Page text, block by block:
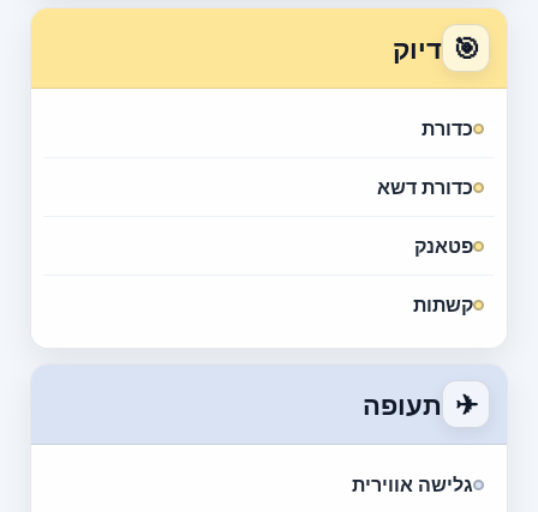
🎯 דיוק
כדורת
כדורת דשא
פטאנק
קשתות
✈ תעופה
גלישה אווירית